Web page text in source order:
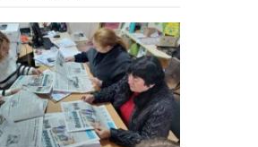
Бахмутяни у Полтаві
побували на концерті
«Натхненні літом»
Частині ВПО можуть
призупинити виплати: що
варто зробити
переселенцям